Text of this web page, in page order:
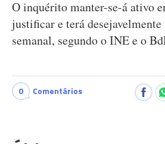
O inquérito manter-se-á ativo
justificar e terá
semanal, segundo o INE e o
0 Comentários